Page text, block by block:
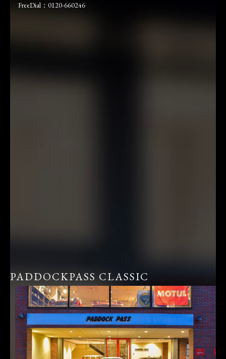
FreeDial：0120-660246
PADDOCKPASS CLASSIC